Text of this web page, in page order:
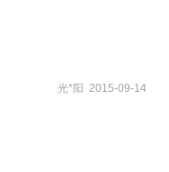
光*阳 2015-09-14